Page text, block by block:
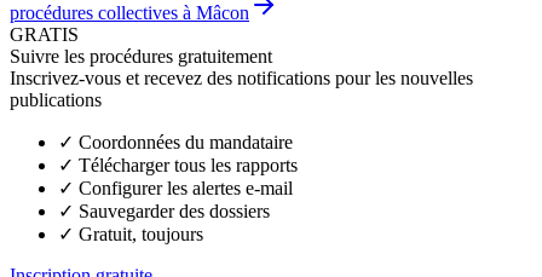
procédures collectives à Mâcon
GRATIS
Suivre les procédures gratuitement
Inscrivez-vous et recevez des notifications pour les nouvelles
publications
✓ Coordonnées du mandataire
✓ Télécharger tous les rapports
✓ Configurer les alertes e-mail
✓ Sauvegarder des dossiers
✓ Gratuit, toujours